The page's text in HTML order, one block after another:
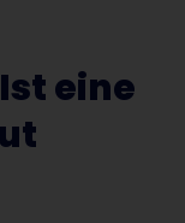
eine